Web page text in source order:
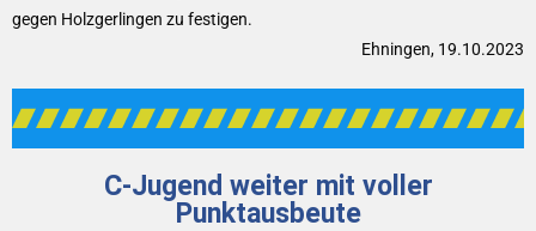
gegen Holzgerlingen zu festigen.
Ehningen, 19.10.2023
C-Jugend weiter mit voller
Punktausbeute